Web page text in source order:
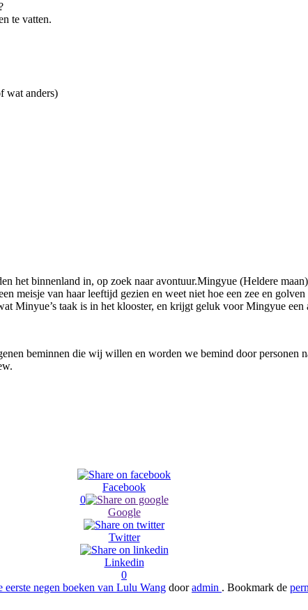
te vatten.
wat anders)
het binnenland in, op zoek naar avontuur.Mingyue (Heldere
meisje van haar leeftijd gezien en weet niet hoe een zee en
Minyue’s taak is in het klooster, en krijgt geluk voor Mingyue een
beminnen die wij willen en worden we bemind door personen
Facebook
0
Google
Twitter
Linkedin
0
eerste negen boeken van Lulu Wang dooradmin . Bookmark de